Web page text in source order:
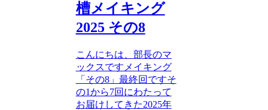
槽メイキング
2025 その8
こんにちは、部長のマ
ックスですメイキング
「その8」最終回ですそ
の1から7回にわたって
お届けしてきた2025年